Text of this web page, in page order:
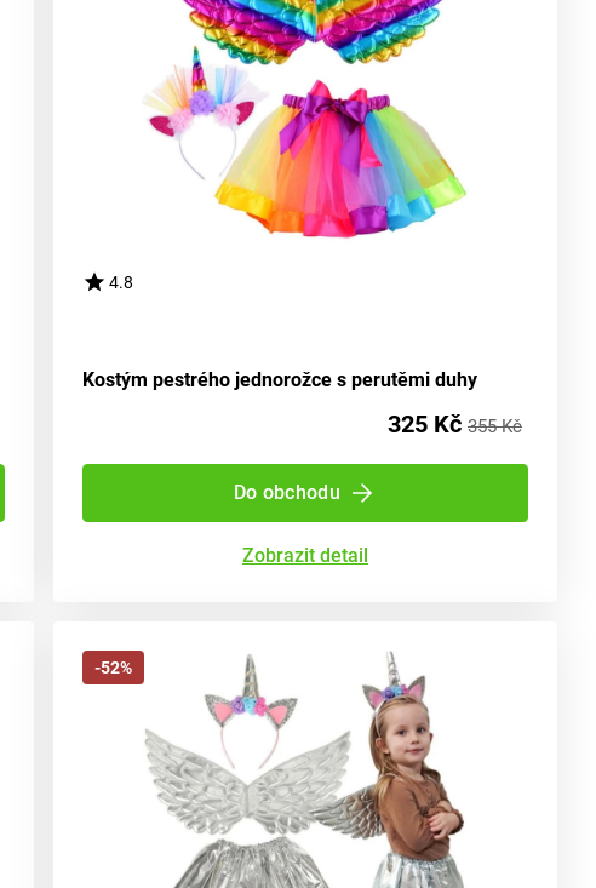
4.8
Kostým pestrého jednorožce s perutěmi duhy
325 Kč 355 Kč
Do obchodu
Zobrazit detail
-52%